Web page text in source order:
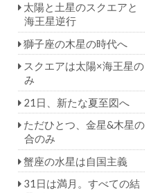
太陽と土星のスクエアと
海王星逆行
獅子座の木星の時代へ
スクエアは太陽×海王星の
み
21日、新たな夏至図へ
ただひとつ、金星&木星の
合のみ
蟹座の水星は自国主義
31日は満月。すべての結